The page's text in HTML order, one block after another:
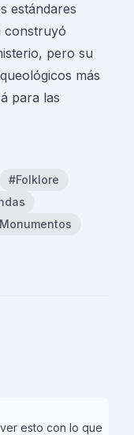
estándares
construyó
pero su
más
para las
#Folklore
esto con lo que